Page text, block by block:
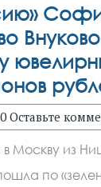
0 Оставьте
Москву из
по